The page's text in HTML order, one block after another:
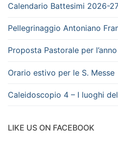
Calendario Battesimi 2026-
Pellegrinaggio Antoniano
Proposta Pastorale per
Orario estivo per le S. Messe
Caleidoscopio 4 – I luoghi
LIKE US ON FACEBOOK